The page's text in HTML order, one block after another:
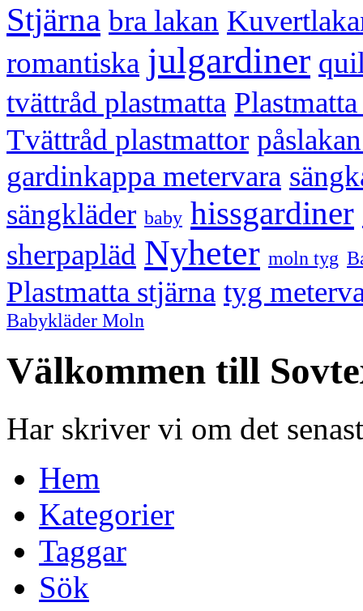
Stjärna bra lakan
romantiska julgardiner
tvättråd plastmatta
Tvättråd plastmattor
gardinkappa metervara
sängkläder baby hissgardiner
sherpapläd Nyheter moln tyg
Plastmatta stjärna tyg
Babykläder Moln
Välkommen till
Har skriver vi om det
Hem
Kategorier
Taggar
Sök